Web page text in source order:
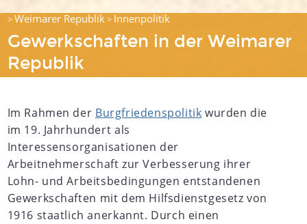
>Weimarer Republik> Innenpolitik
Gewerkschaften in der Weimarer
Republik
Im Rahmen der Burgfriedenspolitik wurden die
im 19. Jahrhundert als
Interessensorganisationen der
Arbeitnehmerschaft zur Verbesserung ihrer
Lohn- und Arbeitsbedingungen entstandenen
Gewerkschaften mit dem Hilfsdienstgesetz von
1916 staatlich anerkannt. Durch einen